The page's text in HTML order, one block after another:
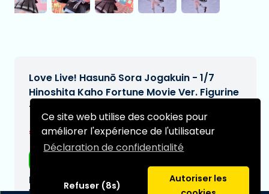
Ce site web utilise des cookies pour
améliorer l'expérience de l'utilisateur
Déclaration de confidentialité
Refuser (8s)
Autoriser les
Love Live! Hasunō Sora Jogakuin - 1/7
Hinoshita Kaho Fortune Movie Ver. Figurine
- 24 cm
€224,99[Sous réserve de modifications]
Date de livraison prévue: